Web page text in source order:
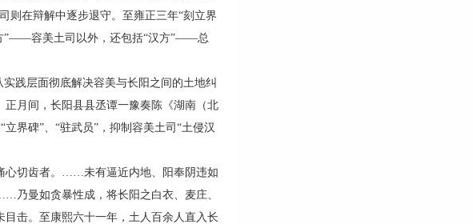
则在辩解中逐步退守。至雍正三年“刻立界
”——容美土司以外，还包括“汉方”——总
践层面彻底解决容美与长阳之间的土地纠
正月间，长阳县县丞谭一豫奏陈《湖南（北
界碑”、“驻武员”，抑制容美土司“土侵汉
切齿者。……未有逼近内地、阳奉阴违如
乃曼如贪暴性成，将长阳之白衣、麦庄、
击。至康熙六十一年，土人百余人直入长